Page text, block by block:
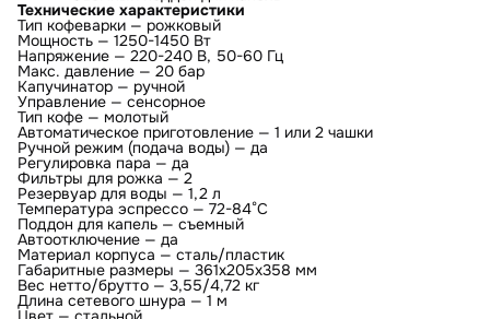
Технические характеристики
Тип кофеварки — рожковый
Мощность — 1250-1450 Вт
Напряжение — 220-240 В, 50-60 Гц
Макс. давление — 20 бар
Капучинатор — ручной
Управление — сенсорное
Тип кофе — молотый
Автоматическое приготовление — 1 или 2 чашки
Ручной режим (подача воды) — да
Регулировка пара — да
Фильтры для рожка — 2
Резервуар для воды — 1,2 л
Температура эспрессо — 72-84°С
Поддон для капель — съемный
Автоотключение — да
Материал корпуса — сталь/пластик
Габаритные размеры — 361х205х358 мм
Вес нетто/брутто — 3,55/4,72 кг
Длина сетевого шнура — 1 м